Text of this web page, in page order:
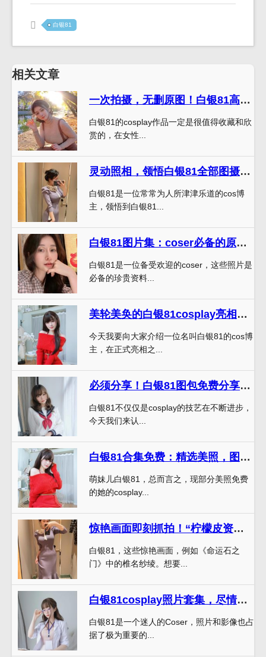
白银81
相关文章
一次拍摄，无删原图！白银81高清完美保存
白银81的cosplay作品一定是很值得收藏和欣
赏的，在女性...
灵动照相，领悟白银81全部图摄影魅力
白银81是一位常常为人所津津乐道的cos博
主，领悟到白银81...
白银81图片集：coser必备的原版摄影照片
白银81是一位备受欢迎的coser，这些照片是
必备的珍贵资料...
美轮美奂的白银81cosplay亮相！让您震撼至极
今天我要向大家介绍一位名叫白银81的cos博
主，在正式亮相之...
必须分享！白银81图包免费分享的原图，赏心悦目
白银81不仅仅是cosplay的技艺在不断进步，
今天我们来认...
白银81合集免费：精选美照，图图皆精品
萌妹儿白银81，总而言之，现部分美照免费
的她的cosplay...
惊艳画面即刻抓拍！“柠檬皮资讯白银81”最新图片首曝光
白银81，这些惊艳画面，例如《命运石之
门》中的椎名纱绫。想要...
白银81cosplay照片套集，尽情领略美丽与神奇
白银81是一个迷人的Coser，照片和影像也占
据了极为重要的...